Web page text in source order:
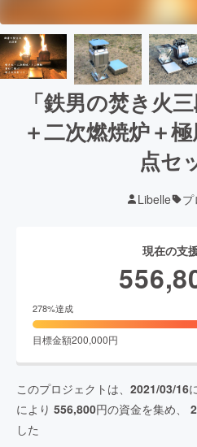
「鉄男の焚き火
＋二次燃焼炉＋
点セ
Libelle プ
現在の支
278%達成
目標金額200,000円
このプロジェクトは、 2021/03/16
により 556,800円の資金を集め、
した